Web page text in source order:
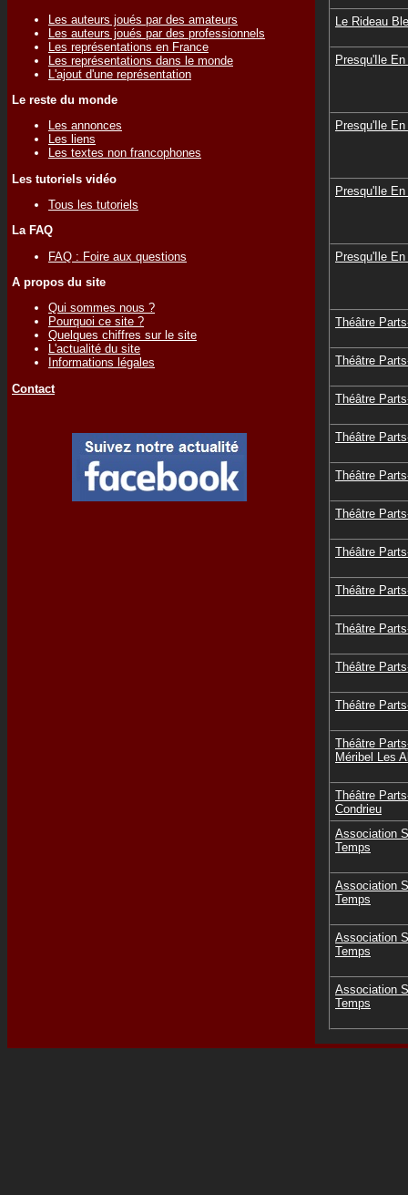
Les auteurs joués par des amateurs
Les auteurs joués par des professionnels
Les représentations en France
Les représentations dans le monde
L'ajout d'une représentation
Le reste du monde
Les annonces
Les liens
Les textes non francophones
Les tutoriels vidéo
Tous les tutoriels
La FAQ
FAQ : Foire aux questions
A propos du site
Qui sommes nous ?
Pourquoi ce site ?
Quelques chiffres sur le site
L'actualité du site
Informations légales
Contact
Le Rideau
Presqu'Ile
Presqu'Ile
Presqu'Ile
Presqu'Ile
Théâtre
Théâtre
Théâtre
Théâtre
Théâtre
Théâtre
Théâtre
Théâtre
Théâtre
Théâtre
Théâtre
Théâtre
Méribel Les
Théâtre
Condrieu
Association
Temps
Association
Temps
Association
Temps
Association
Temps